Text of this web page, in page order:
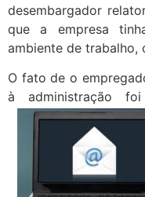
desembargador
que a empresa
ambiente de trabalho,
O fato de o
à administração